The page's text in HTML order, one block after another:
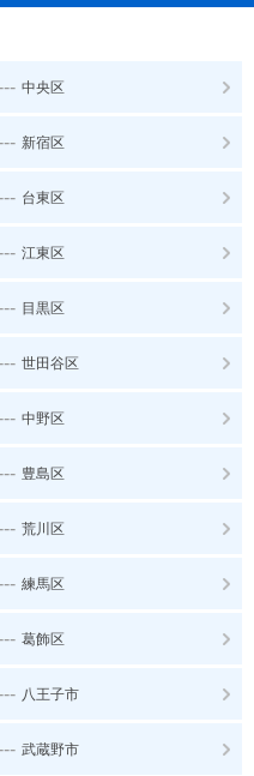
中央区
新宿区
台東区
江東区
目黒区
世田谷区
中野区
豊島区
荒川区
練馬区
葛飾区
八王子市
武蔵野市